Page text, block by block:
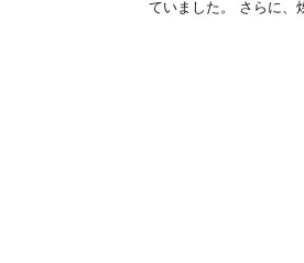
ていました。 さらに、